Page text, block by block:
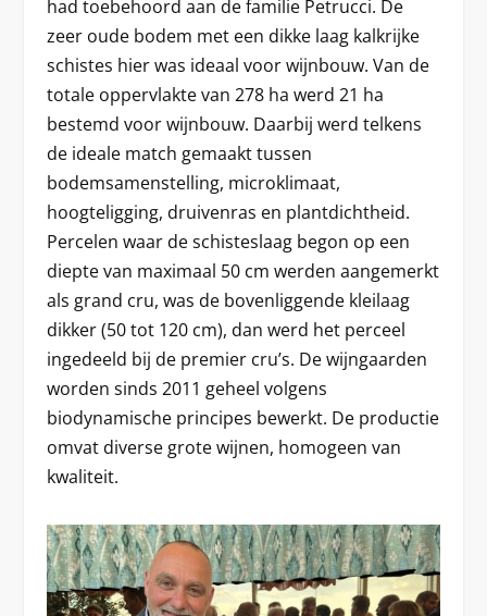
had toebehoord aan de familie Petrucci. De
zeer oude bodem met een dikke laag kalkrijke
schistes hier was ideaal voor wijnbouw. Van de
totale oppervlakte van 278 ha werd 21 ha
bestemd voor wijnbouw. Daarbij werd telkens
de ideale match gemaakt tussen
bodemsamenstelling, microklimaat,
hoogteligging, druivenras en plantdichtheid.
Percelen waar de schisteslaag begon op een
diepte van maximaal 50 cm werden aangemerkt
als grand cru, was de bovenliggende kleilaag
dikker (50 tot 120 cm), dan werd het perceel
ingedeeld bij de premier cru’s. De wijngaarden
worden sinds 2011 geheel volgens
biodynamische principes bewerkt. De productie
omvat diverse grote wijnen, homogeen van
kwaliteit.